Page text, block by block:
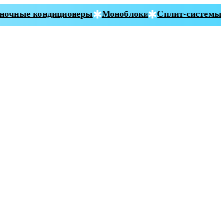
кондиционеры Моноблоки Сплит-системы